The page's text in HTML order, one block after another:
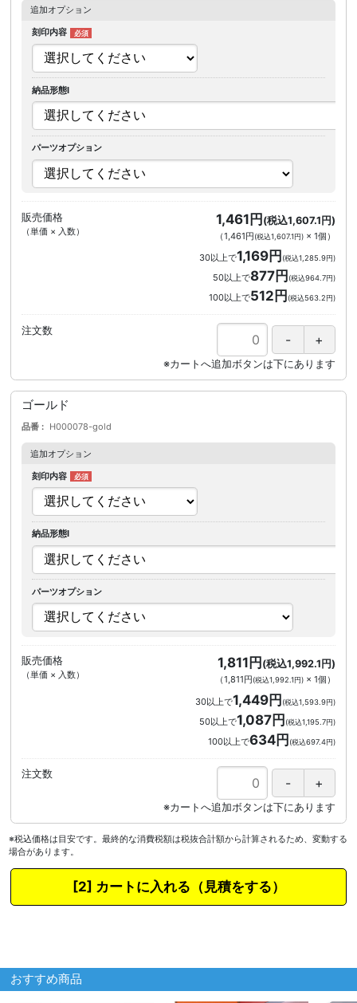
追加オプション
刻印内容
納品形態I
パーツオプション
販売価格
（単価 × 入数）
1,461円(税込1,607.1円)
（1,461円(税込1,607.1円)× 1個 ）
30以上で1,169円 (税込1,285.9円)
50以上で877円 (税込964.7円)
100以上で512円 (税込563.2円)
注文数
ゴールド
品番 H000078-gold
追加オプション
刻印内容
納品形態I
パーツオプション
販売価格
（単価 × 入数）
1,811円 (税込1,992.1円)
（1,811円(税込1,992.1円)× 1個 ）
30以上で1,449円(税込1,593.9円)
50以上で1,087円(税込1,195.7円)
100以上で634円(税込697.4円)
注文数
※税込価格は目安です。最終的な消費税額は税抜合計額から計算されるため、変動する
場合があります。
カートに入れる
おすすめ商品